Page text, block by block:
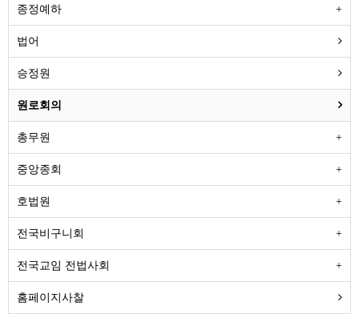
종정예하
법어
승정원
원로회의
총무원
중앙종회
호법원
전국비구니회
전국교임 전법사회
홈페이지사찰